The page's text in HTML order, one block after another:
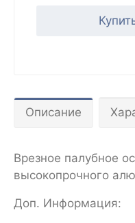
Описание
Врезное палубное
высокопрочного
Доп. Информация: